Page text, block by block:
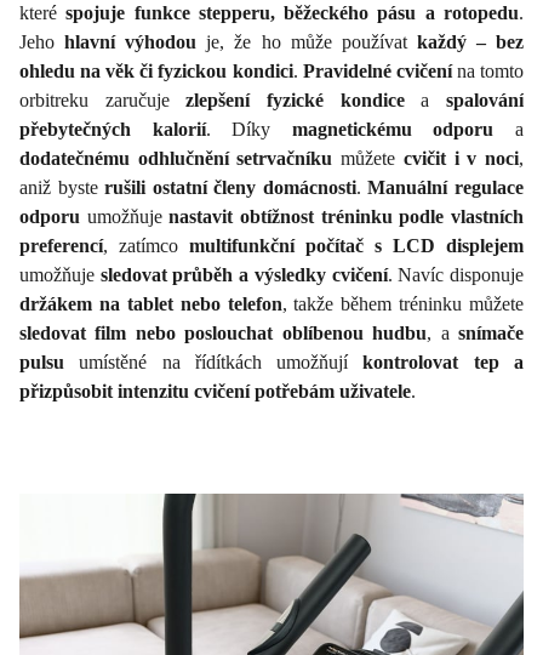
kteréspojuje funkce stepperu, běžeckého pásu a rotopedu.
Jehohlavní výhodou je, že ho může používat každý – bez
ohledu na věk či fyzickou kondici. Pravidelné cvičenína tomto
orbitreku zaručujezlepšení fyzické kondiceaspalování
přebytečných kalorií. Díky magnetickému odporu a
dodatečnému odhlučnění setrvačníku můžete cvičit i v noci,
aniž bysterušili ostatní členy domácnosti.Manuální regulace
odporu umožňujenastavit obtížnost tréninku podle vlastních
preferencí, zatímco multifunkční počítač s LCD displejem
umožňuje sledovat průběh a výsledky cvičení. Navíc disponuje
držákem na tablet nebo telefon, takže během tréninku můžete
sledovat film nebo poslouchat oblíbenou hudbu, asnímače
pulsu umístěné na řídítkách umožňujíkontrolovat tep a
přizpůsobit intenzitu cvičení potřebám uživatele.